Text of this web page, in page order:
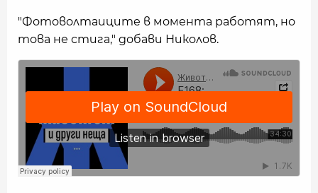
"Фотоволтаиците в момента работят, но
това не стига," добави Николов.